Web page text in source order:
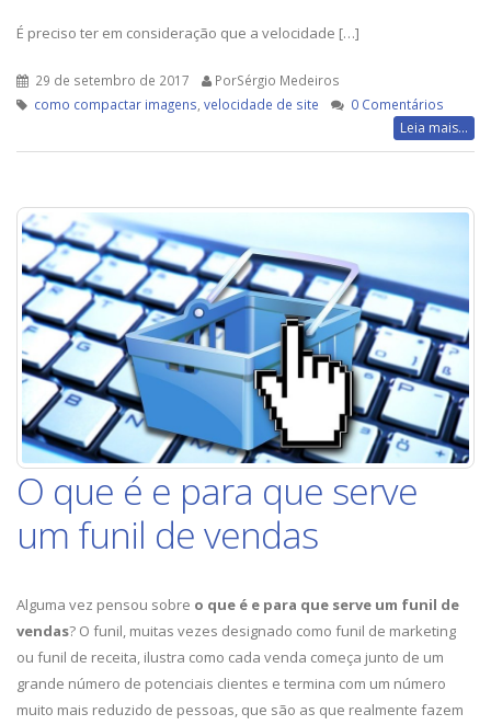
É preciso ter em consideração que a velocidade […]
29 de setembro de 2017
PorSérgio Medeiros
como compactar imagens velocidade de site 0 Comentários
Leia mais...
O que é e para que serve
um funil de vendas
Alguma vez pensou sobre o que é e para que serve um funil de
vendas? O funil, muitas vezes designado como funil de marketing
ou funil de receita, ilustra como cada venda começa junto de um
grande número de potenciais clientes e termina com um número
muito mais reduzido de pessoas, que são as que realmente fazem